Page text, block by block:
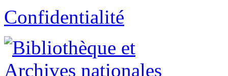
Confidentialité